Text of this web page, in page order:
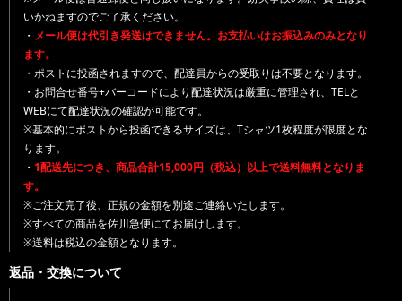
いかねますのでご了承ください。
・ メール便は代引き発送はできません。お支払いはお振込みのみとなり
ます。
・ポストに投函されますので、配達員からの受取りは不要となります。
・お問合せ番号+バーコードにより配達状況は厳重に管理され、TELと
WEBにて配達状況の確認が可能です。
※基本的にポストから投函できるサイズは、Tシャツ1枚程度が限度とな
ります。
・ 1配送先につき、商品合計15,000円（税込）以上で送料無料となりま
す。
※ご注文完了後、正規の金額を別途ご連絡いたします。
※すべての商品を佐川急便にてお届けします。
※送料は税込の金額となります。
返品・交換について